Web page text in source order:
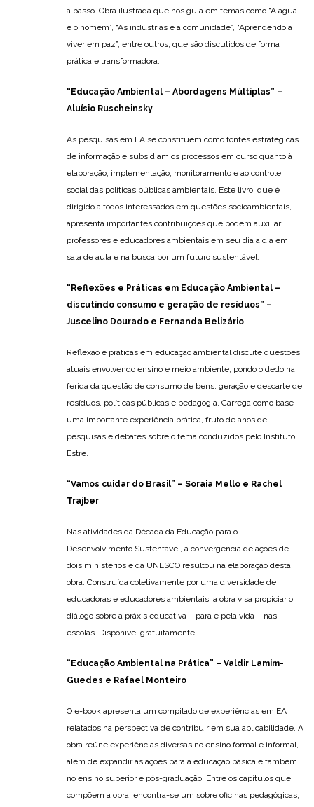
a passo. Obra ilustrada que nos guia em temas como “A água
e o homem”, “As indústrias e a comunidade”, “Aprendendo a
viver em paz”, entre outros, que são discutidos de forma
prática e transformadora.
“Educação Ambiental – Abordagens Múltiplas” –
Aluísio Ruscheinsky
As pesquisas em EA se constituem como fontes estratégicas
de informação e subsidiam os processos em curso quanto à
elaboração, implementação, monitoramento e ao controle
social das políticas públicas ambientais. Este livro, que é
dirigido a todos interessados em questões socioambientais,
apresenta importantes contribuições que podem auxiliar
professores e educadores ambientais em seu dia a dia em
sala de aula e na busca por um futuro sustentável.
“Reflexões e Práticas em Educação Ambiental –
discutindo consumo e geração de resíduos” –
Juscelino Dourado e Fernanda Belizário
Reflexão e práticas em educação ambiental discute questões
atuais envolvendo ensino e meio ambiente, pondo o dedo na
ferida da questão de consumo de bens, geração e descarte de
resíduos, políticas públicas e pedagogia. Carrega como base
uma importante experiência prática, fruto de anos de
pesquisas e debates sobre o tema conduzidos pelo Instituto
Estre.
“Vamos cuidar do Brasil” – Soraia Mello e Rachel
Trajber
Nas atividades da Década da Educação para o
Desenvolvimento Sustentável, a convergência de ações de
dois ministérios e da UNESCO resultou na elaboração desta
obra. Construída coletivamente por uma diversidade de
educadoras e educadores ambientais, a obra visa propiciar o
diálogo sobre a práxis educativa – para e pela vida – nas
escolas. Disponível gratuitamente.
“Educação Ambiental na Prática” – Valdir Lamim-
Guedes e Rafael Monteiro
O e-book apresenta um compilado de experiências em EA
relatados na perspectiva de contribuir em sua aplicabilidade. A
obra reúne experiências diversas no ensino formal e informal,
além de expandir as ações para a educação básica e também
no ensino superior e pós-graduação. Entre os capítulos que
compõem a obra, encontra-se um sobre oficinas pedagógicas,